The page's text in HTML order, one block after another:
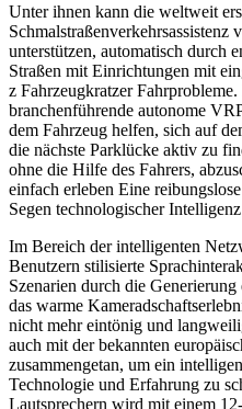
Unter ihnen kann die weltweit
unterstützen, automatisch durch
Straßen mit Einrichtungen mit
z Fahrzeugkratzer
branchenführende autonome
dem Fahrzeug helfen, sich auf
die nächste Parklücke aktiv zu
ohne die Hilfe des Fahrers,
einfach erleben Eine
Segen technologischer
Im Bereich der intelligenten
Benutzern stilisierte
Szenarien durch die
das warme
nicht mehr eintönig und
auch mit der bekannten
zusammengetan, um ein
Technologie und Erfahrung zu
Lautsprechern wird mit einem